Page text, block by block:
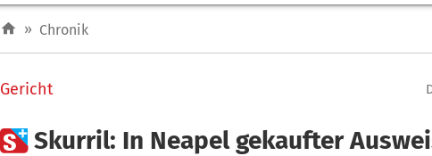
» Chronik
Gericht
Skurril: In Neapel gekaufter